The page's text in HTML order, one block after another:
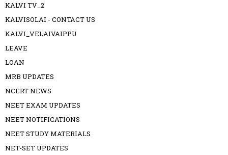
KALVI TV_2
KALVISOLAI - CONTACT US
KALVI_VELAIVAIPPU
LEAVE
LOAN
MRB UPDATES
NCERT NEWS
NEET EXAM UPDATES
NEET NOTIFICATIONS
NEET STUDY MATERIALS
NET-SET UPDATES